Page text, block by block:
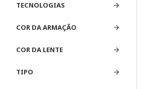
TECNOLOGIAS
COR DA ARMAÇÃO
COR DA LENTE
TIPO